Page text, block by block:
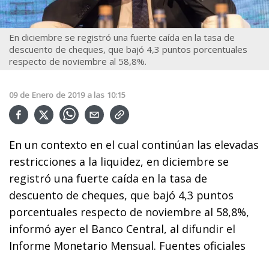
En diciembre se registró una fuerte caída en la tasa de
descuento de cheques, que bajó 4,3 puntos porcentuales
respecto de noviembre al 58,8%.
09 de Enero de 2019 a las 10:15
En un contexto en el cual continúan las elevadas
restricciones a la liquidez, en diciembre se
registró una fuerte caída en la tasa de
descuento de cheques, que bajó 4,3 puntos
porcentuales respecto de noviembre al 58,8%,
informó ayer el Banco Central, al difundir el
Informe Monetario Mensual. Fuentes oficiales